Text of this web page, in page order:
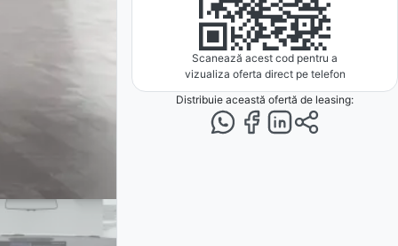
Scanează acest cod pentru a
vizualiza oferta direct pe telefon
Distribuie această ofertă de leasing: